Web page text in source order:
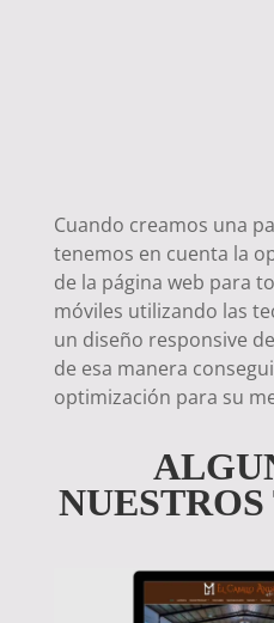
Cuando creamos una
tenemos en cuenta la
de la página web para
móviles utilizando las
un diseño responsive
de esa manera
optimización para su